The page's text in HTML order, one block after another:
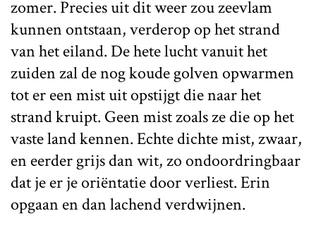
zomer. Precies uit dit weer zou zeevlam
kunnen ontstaan, verderop op het strand
van het eiland. De hete lucht vanuit het
zuiden zal de nog koude golven opwarmen
tot er een mist uit opstijgt die naar het
strand kruipt. Geen mist zoals ze die op het
vaste land kennen. Echte dichte mist, zwaar,
en eerder grijs dan wit, zo ondoordringbaar
dat je er je oriëntatie door verliest. Erin
opgaan en dan lachend verdwijnen.